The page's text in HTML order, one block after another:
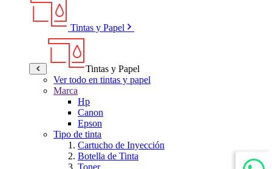
Tintas y Papel
Tintas y Papel
Ver todo en tintas y papel
Marca
Hp
Canon
Epson
Tipo de tinta
Cartucho de Inyección
Botella de Tinta
Toner